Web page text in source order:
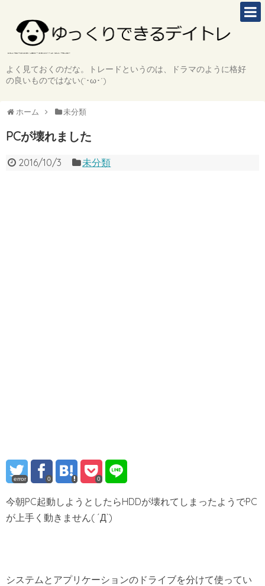
よく見ておくのだな。トレードというのは、ドラマのように格好
の良いものではない(`･ω･´)
ホーム 未分類
PCが壊れました
2016/10/3 未分類
error 0 0
今朝PC起動しようとしたらHDDが壊れてしまったようでPC
が上手く動きません( ´Д`)
システムとアプリケーションのドライブを分けて使ってい